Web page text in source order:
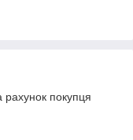
рахунок покупця